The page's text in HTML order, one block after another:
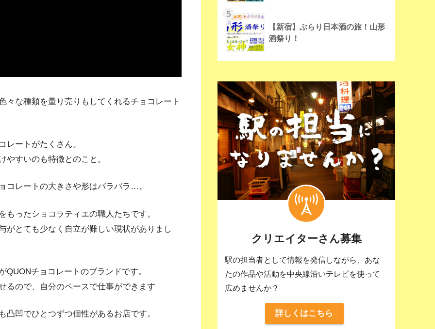
々な種類を量り売りもしてくれるチョコレート
レートがたくさん。
やすいのも特徴とのこと。
コレートの大きさや形はバラバラ…。
ったショコラティエの職人たちです。
がとても少なく自立が難しい現状がありまし
チョコレートのブランドです。
るので、自分のペースで仕事ができます
凹でひとつずつ個性があるお店です。
5
【新宿】ぶらり日本酒の旅！山形
酒祭り！
クリエイターさん募集
駅の担当者として情報を発信しながら、あな
たの作品や活動を中央線沿いテレビを使って
広めませんか？
詳しくはこちら